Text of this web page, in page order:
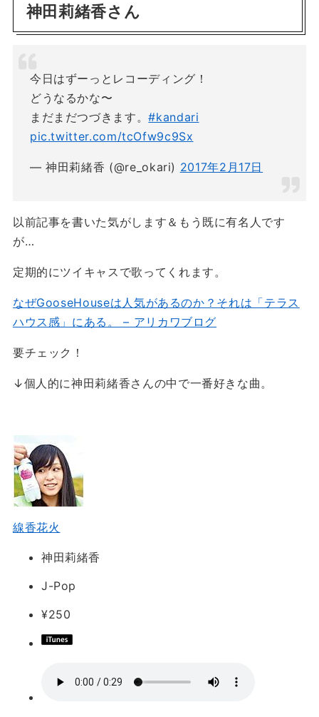
神田莉緒香さん
今日はずーっとレコーディング！
どうなるかな〜
まだまだつづきます。#kandari
pic.twitter.com/tcOfw9c9Sx
— 神田莉緒香 (@re_okari) 2017年2月17日
以前記事を書いた気がします＆もう既に有名人です
が…
定期的にツイキャスで歌ってくれます。
なぜGooseHouseは人気があるのか？それは「テラス
ハウス感」にある。 – アリカワブログ
要チェック！
↓個人的に神田莉緒香さんの中で一番好きな曲。
線香花火
神田莉緒香
J-Pop
¥250